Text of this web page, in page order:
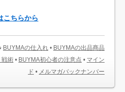
こちらから
BUYMAの仕入れ • BUYMAの出品商品
戦術 • BUYMA初心者の注意点 • マイン
ド • メルマガバックナンバー